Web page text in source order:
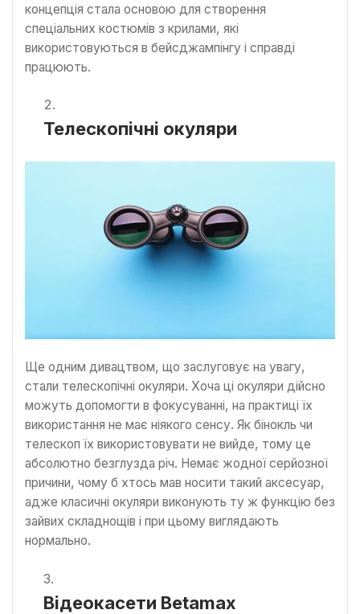
концепція стала основою для створення
спеціальних костюмів з крилами, які
використовуються в бейсджампінгу і справді
працюють.
Телескопічні окуляри
Ще одним дивацтвом, що заслуговує на увагу,
стали телескопічні окуляри. Хоча ці окуляри дійсно
можуть допомогти в фокусуванні, на практиці їх
використання не має ніякого сенсу. Як бінокль чи
телескоп їх використовувати не вийде, тому це
абсолютно безглузда річ. Немає жодної серйозної
причини, чому б хтось мав носити такий аксесуар,
адже класичні окуляри виконують ту ж функцію без
зайвих складнощів і при цьому виглядають
нормально.
Відеокасети Betamax